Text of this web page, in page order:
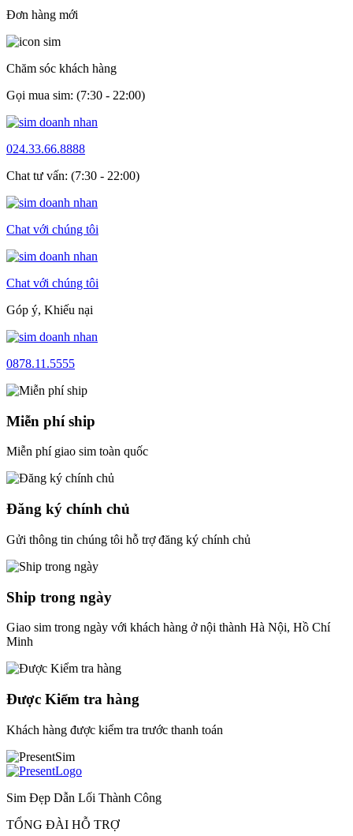
Đơn hàng mới
Chăm sóc khách hàng
Gọi mua sim: (7:30 - 22:00)
024.33.66.8888
Chat tư vấn: (7:30 - 22:00)
Chat với chúng tôi
Chat với chúng tôi
Góp ý, Khiếu nại
0878.11.5555
Miễn phí ship
Miễn phí giao sim toàn quốc
Đăng ký chính chủ
Gửi thông tin chúng tôi hỗ trợ đăng ký chính chủ
Ship trong ngày
Giao sim trong ngày với khách hàng ở nội thành Hà Nội, Hồ Chí
Minh
Được Kiểm tra hàng
Khách hàng được kiểm tra trước thanh toán
Sim Đẹp Dẫn Lối Thành Công
TỔNG ĐÀI HỖ TRỢ